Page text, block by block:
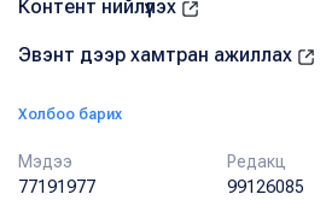
Контент нийлүүлэх
Эвэнт дээр хамтран ажиллах
Холбоо барих
Мэдээ
77191977
Редакц
99126085